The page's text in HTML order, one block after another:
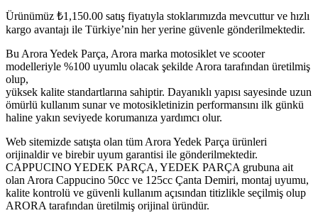
Ürünümüz ₺1,150.00 satış fiyatıyla stoklarımızda mevcuttur ve hızlı
kargo avantajı ile Türkiye’nin her yerine güvenle gönderilmektedir.
Bu Arora Yedek Parça, Arora marka motosiklet ve scooter
modelleriyle %100 uyumlu olacak şekilde Arora tarafından üretilmiş
olup,
yüksek kalite standartlarına sahiptir. Dayanıklı yapısı sayesinde uzun
ömürlü kullanım sunar ve motosikletinizin performansını ilk günkü
haline yakın seviyede korumanıza yardımcı olur.
Web sitemizde satışta olan tüm Arora Yedek Parça ürünleri
orijinaldir ve birebir uyum garantisi ile gönderilmektedir.
CAPPUCINO YEDEK PARÇA, YEDEK PARÇA grubuna ait
olan Arora Cappucino 50cc ve 125cc Çanta Demiri, montaj uyumu,
kalite kontrolü ve güvenli kullanım açısından titizlikle seçilmiş olup
ARORA tarafından üretilmiş orijinal üründür.